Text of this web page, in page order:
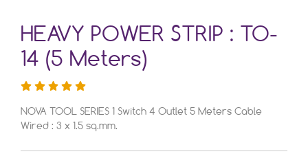
HEAVY POWER STRIP : TO-
14 (5 Meters)
NOVA TOOL SERIES 1 Switch 4 Outlet 5 Meters Cable
Wired : 3 x 1.5 sq.mm.